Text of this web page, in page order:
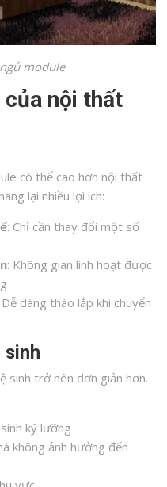
module
nội thất
có thể cao hơn nội thất
lại nhiều lợi ích:
: Chỉ cần thay đổi một số
: Không gian linh hoạt được
Dễ dàng tháo lắp khi chuyển
sinh
sinh trở nên đơn giản hơn.
kỹ lưỡng
không ảnh hưởng đến